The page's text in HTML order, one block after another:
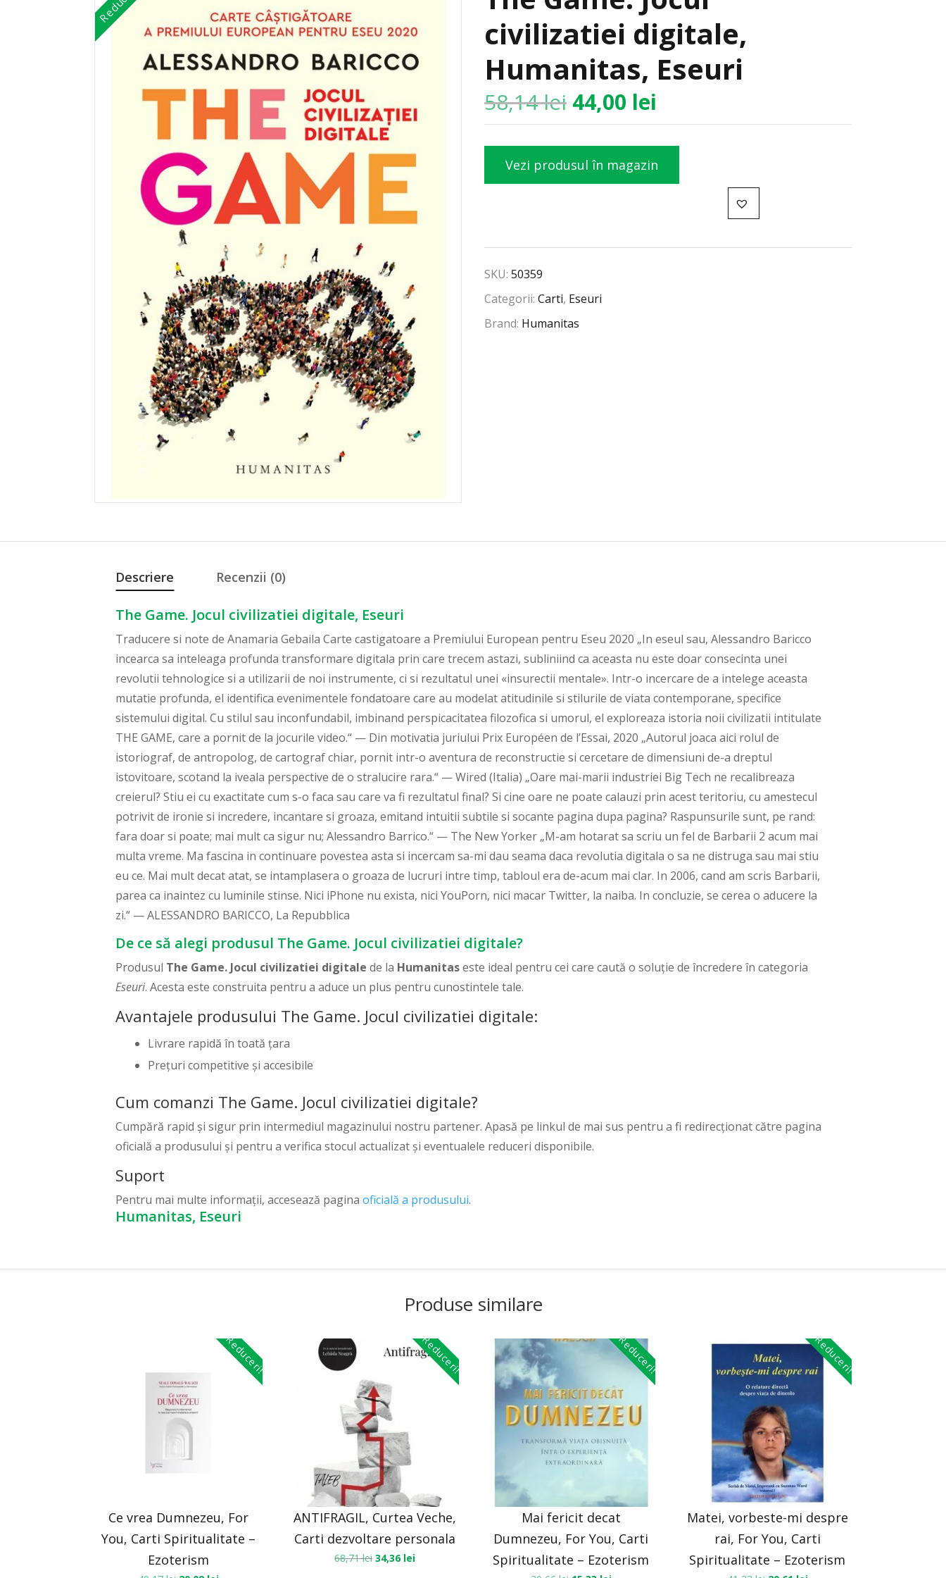
civilizatiei digitale,
Humanitas, Eseuri
58,14lei 44,00 lei
Vezi produsul în magazin
SKU:50359
Categorii:Carti, Eseuri
Brand: Humanitas
Descriere Recenzii (0)
The Game. Jocul civilizatiei digitale, Eseuri
Traducere si note de Anamaria Gebaila Carte castigatoare a Premiului European pentru Eseu 2020 „In eseul sau, Alessandro Baricco
incearca sa inteleaga profunda transformare digitala prin care trecem astazi, subliniind ca aceasta nu este doar consecinta unei
revolutii tehnologice si a utilizarii de noi instrumente, ci si rezultatul unei «insurectii mentale». Intr-o incercare de a intelege aceasta
mutatie profunda, el identifica evenimentele fondatoare care au modelat atitudinile si stilurile de viata contemporane, specifice
sistemului digital. Cu stilul sau inconfundabil, imbinand perspicacitatea filozofica si umorul, el exploreaza istoria noii civilizatii intitulate
THE GAME, care a pornit de la jocurile video.“ — Din motivatia juriului Prix Européen de l’Essai, 2020 „Autorul joaca aici rolul de
istoriograf, de antropolog, de cartograf chiar, pornit intr-o aventura de reconstructie si cercetare de dimensiuni de-a dreptul
istovitoare, scotand la iveala perspective de o stralucire rara.“ — Wired (Italia) „Oare mai-marii industriei Big Tech ne recalibreaza
creierul? Stiu ei cu exactitate cum s-o faca sau care va fi rezultatul final? Si cine oare ne poate calauzi prin acest teritoriu, cu amestecul
potrivit de ironie si incredere, incantare si groaza, emitand intuitii subtile si socante pagina dupa pagina? Raspunsurile sunt, pe rand:
fara doar si poate; mai mult ca sigur nu; Alessandro Barrico.“ — The New Yorker „M-am hotarat sa scriu un fel de Barbarii 2 acum mai
multa vreme. Ma fascina in continuare povestea asta si incercam sa-mi dau seama daca revolutia digitala o sa ne distruga sau mai stiu
eu ce. Mai mult decat atat, se intamplasera o groaza de lucruri intre timp, tabloul era de-acum mai clar. In 2006, cand am scris Barbarii,
parea ca inaintez cu luminile stinse. Nici iPhone nu exista, nici YouPorn, nici macar Twitter, la naiba. In concluzie, se cerea o aducere la
zi.“ — ALESSANDRO BARICCO, La Repubblica
De ce să alegi produsul The Game. Jocul civilizatiei digitale?
Produsul The Game. Jocul civilizatiei digitale de la Humanitaseste ideal pentru cei care caută o soluție de încredere în categoria
Eseuri. Acesta este construita pentru a aduce un plus pentru cunostintele tale.
Avantajele produsului The Game. Jocul civilizatiei digitale:
Livrare rapidă în toată țara
Prețuri competitive și accesibile
Cum comanzi The Game. Jocul civilizatiei digitale?
Cumpără rapid și sigur prin intermediul magazinului nostru partener. Apasă pe linkul de mai sus pentru a fi redirecționat către pagina
oficială a produsului și pentru a verifica stocul actualizat și eventualele reduceri disponibile.
Suport
Pentru mai multe informații, accesează paginaoficială a produsului.
Humanitas, Eseuri
Produse similare
Reduceri!
Ce vrea Dumnezeu, For
You, Carti Spiritualitate –
Ezoterism
Reduceri!
ANTIFRAGIL, Curtea Veche,
Carti dezvoltare personala
68,71lei 34,36 lei
Reduceri!
Mai fericit decat
Dumnezeu, For You, Carti
Spiritualitate – Ezoterism
Reduceri!
Matei, vorbeste-mi despre
rai, For You, Carti
Spiritualitate – Ezoterism